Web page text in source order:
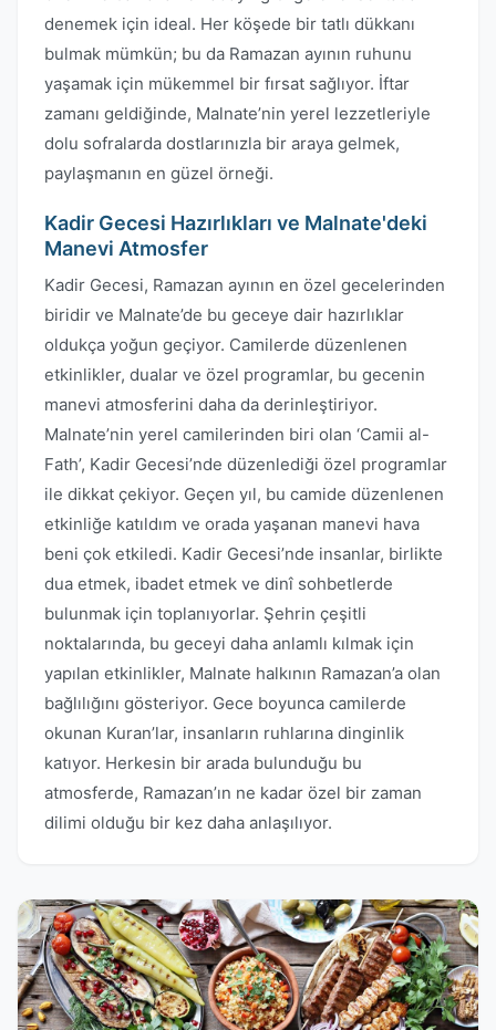
denemek için ideal. Her köşede bir tatlı dükkanı
bulmak mümkün; bu da Ramazan ayının ruhunu
yaşamak için mükemmel bir fırsat sağlıyor. İftar
zamanı geldiğinde, Malnate’nin yerel lezzetleriyle
dolu sofralarda dostlarınızla bir araya gelmek,
paylaşmanın en güzel örneği.
Kadir Gecesi Hazırlıkları ve Malnate'deki
Manevi Atmosfer
Kadir Gecesi, Ramazan ayının en özel gecelerinden
biridir ve Malnate’de bu geceye dair hazırlıklar
oldukça yoğun geçiyor. Camilerde düzenlenen
etkinlikler, dualar ve özel programlar, bu gecenin
manevi atmosferini daha da derinleştiriyor.
Malnate’nin yerel camilerinden biri olan ‘Camii al-
Fath’, Kadir Gecesi’nde düzenlediği özel programlar
ile dikkat çekiyor. Geçen yıl, bu camide düzenlenen
etkinliğe katıldım ve orada yaşanan manevi hava
beni çok etkiledi. Kadir Gecesi’nde insanlar, birlikte
dua etmek, ibadet etmek ve dinî sohbetlerde
bulunmak için toplanıyorlar. Şehrin çeşitli
noktalarında, bu geceyi daha anlamlı kılmak için
yapılan etkinlikler, Malnate halkının Ramazan’a olan
bağlılığını gösteriyor. Gece boyunca camilerde
okunan Kuran’lar, insanların ruhlarına dinginlik
katıyor. Herkesin bir arada bulunduğu bu
atmosferde, Ramazan’ın ne kadar özel bir zaman
dilimi olduğu bir kez daha anlaşılıyor.